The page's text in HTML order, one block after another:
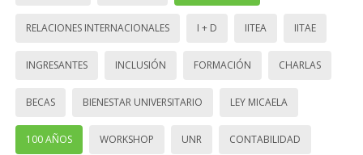
RELACIONES INTERNACIONALES I + D IITEA IITAE
INGRESANTES INCLUSIÓN FORMACIÓN CHARLAS
BECAS BIENESTAR UNIVERSITARIO LEY MICAELA
100 AÑOS WORKSHOP UNR CONTABILIDAD